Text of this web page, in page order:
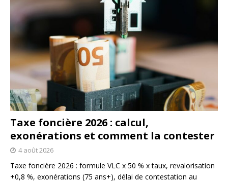
Taxe foncière 2026 : calcul,
exonérations et comment la contester
4 août 2026
Taxe foncière 2026 : formule VLC x 50 % x taux, revalorisation
+0,8 %, exonérations (75 ans+), délai de contestation au